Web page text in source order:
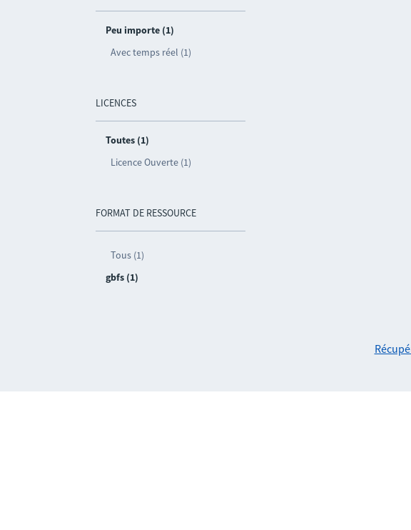
Peu importe (1)
Avec temps réel (1)
LICENCES
Toutes (1)
Licence Ouverte (1)
FORMAT DE RESSOURCE
Tous (1)
gbfs (1)